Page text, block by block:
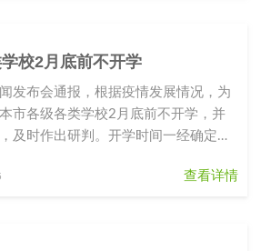
校2月底前不开学
发布会通报，根据疫情发展情况，为
市各级各类学校2月底前不开学，并
及时作出研判。开学时间一经确定，
查看详情